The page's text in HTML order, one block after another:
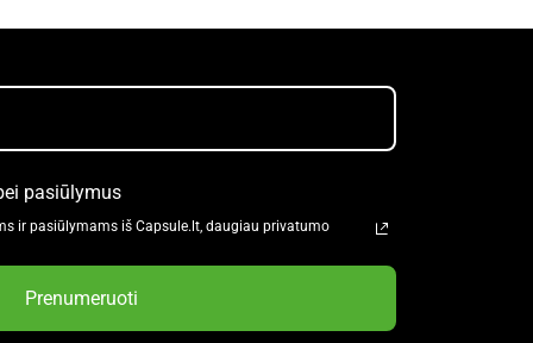
pasiūlymus
ir pasiūlymams iš Capsule.lt, daugiau privatumo
Prenumeruoti